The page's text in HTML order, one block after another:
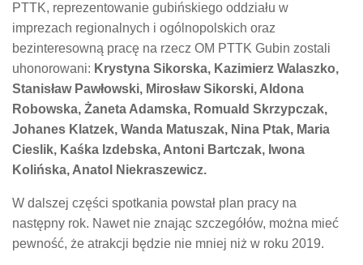
PTTK, reprezentowanie gubińskiego oddziału w
imprezach regionalnych i ogólnopolskich oraz
bezinteresowną pracę na rzecz OM PTTK Gubin zostali
uhonorowani: Krystyna Sikorska, Kazimierz Walaszko,
Stanisław Pawłowski, Mirosław Sikorski, Aldona
Robowska, Żaneta Adamska, Romuald Skrzypczak,
Johanes Klatzek, Wanda Matuszak, Nina Ptak, Maria
Cieslik, Kaśka Izdebska, Antoni Bartczak, Iwona
Kolińska, Anatol Niekraszewicz.
W dalszej części spotkania powstał plan pracy na
następny rok. Nawet nie znając szczegółów, można mieć
pewność, że atrakcji będzie nie mniej niż w roku 2019.